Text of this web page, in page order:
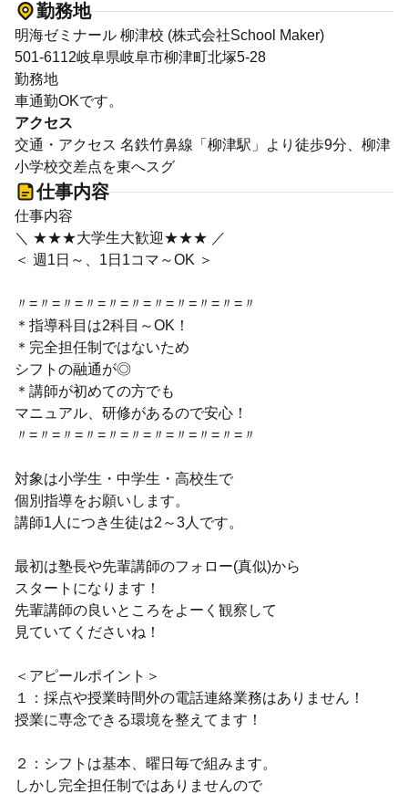
勤務地
明海ゼミナール 柳津校 (株式会社School Maker)
501-6112岐阜県岐阜市柳津町北塚5-28
勤務地
車通勤OKです。
アクセス
交通・アクセス 名鉄竹鼻線「柳津駅」より徒歩9分、柳津
小学校交差点を東へスグ
仕事内容
仕事内容
＼ ★★★大学生大歓迎★★★ ／
＜ 週1日～、1日1コマ～OK ＞
〃=〃=〃=〃=〃=〃=〃=〃=〃=〃=〃
＊指導科目は2科目～OK！
＊完全担任制ではないため
シフトの融通が◎
＊講師が初めての方でも
マニュアル、研修があるので安心！
〃=〃=〃=〃=〃=〃=〃=〃=〃=〃=〃
対象は小学生・中学生・高校生で
個別指導をお願いします。
講師1人につき生徒は2～3人です。
最初は塾長や先輩講師のフォロー(真似)から
スタートになります！
先輩講師の良いところをよーく観察して
見ていてくださいね！
＜アピールポイント＞
１：採点や授業時間外の電話連絡業務はありません！
授業に専念できる環境を整えてます！
２：シフトは基本、曜日毎で組みます。
しかし完全担任制ではありませんので